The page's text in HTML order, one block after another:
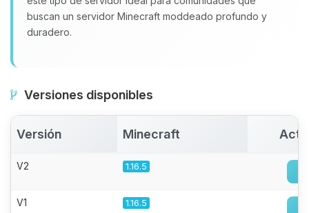
buscan un servidor Minecraft moddeado profundo y
duradero.
Versiones disponibles
Versión Minecraft
V2 1.16.5
V1 1.16.5